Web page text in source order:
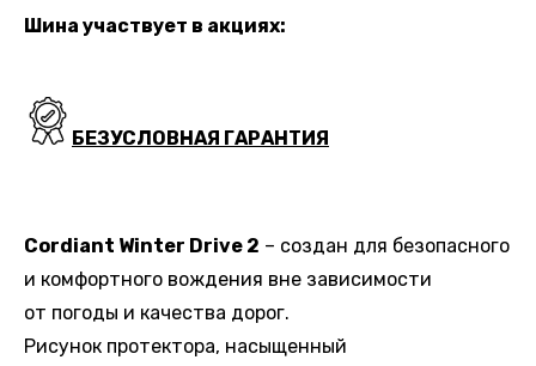
Шина участвует в акциях:
БЕЗУСЛОВНАЯ ГАРАНТИЯ
Cordiant Winter Drive 2 – создан для безопасного
и комфортного вождения вне зависимости
от погоды и качества дорог.
Рисунок протектора, насыщенный